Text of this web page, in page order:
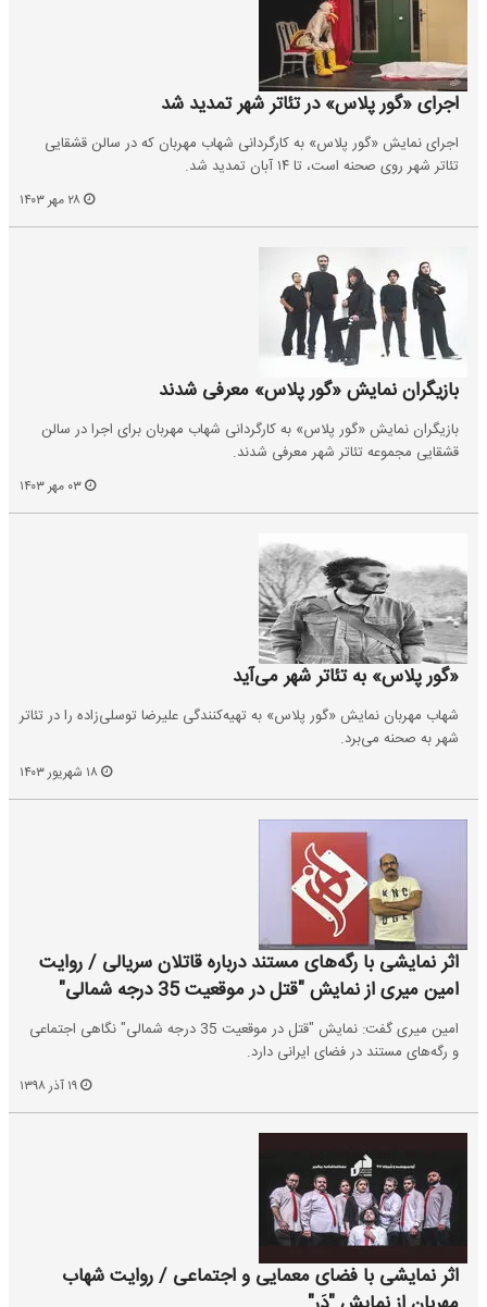
اجرای «گور پلاس» در تئاتر شهر تمدید شد
اجرای نمایش «گور پلاس» به کارگردانی شهاب ‌مهربان که در سالن قشقایی
تئاتر شهر روی صحنه است، تا ۱۴ آبان تمدید شد.
بازیگران نمایش «گور پلاس» معرفی شدند
بازیگران نمایش «گور پلاس» به کارگردانی شهاب ‌مهربان برای اجرا در سالن
‌قشقایی مجموعه تئاتر شهر معرفی شدند.
«گور پلاس» به تئاتر شهر می‌آید
شهاب مهربان نمایش «گور پلاس» به تهیه‌کنندگی علیرضا توسلی‌زاده را در تئاتر
شهر به صحنه می‌برد.
اثر نمایشی با رگه‌های مستند درباره قاتلان سریالی / روایت
امین میری از نمایش "قتل در موقعیت 35 درجه شمالی"
امین میری گفت: نمایش "قتل در موقعیت 35 درجه شمالی" نگاهی اجتماعی
و رگه‌های مستند در فضای ایرانی دارد.
اثر نمایشی با فضای معمایی و اجتماعی / روایت شهاب